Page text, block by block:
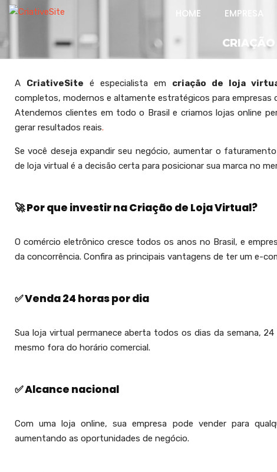
HOME EMPRESA
A CriativeSite é especialista em criação de loja
completos, modernos e altamente estratégicos para empresas
Atendemos clientes em todo o Brasil e criamos lojas online
gerar resultados reais.
Se você deseja expandir seu negócio, aumentar o
de loja virtual é a decisão certa para posicionar sua marca no
🚀 Por que investir na Criação de Loja Virtual?
O comércio eletrônico cresce todos os anos no Brasil, e
da concorrência. Confira as principais vantagens de ter um e-
✅ Venda 24 horas por dia
Sua loja virtual permanece aberta todos os dias da semana,
mesmo fora do horário comercial.
✅ Alcance nacional
Com uma loja online, sua empresa pode vender para
aumentando as oportunidades de negócio.